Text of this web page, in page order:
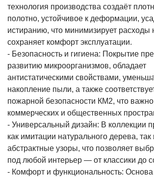
технология производства создаёт
полотно, устойчивое к деформации,
истиранию, что минимизирует расходы
сохраняет комфорт эксплуатации.
- Безопасность и гигиена: Покрытие
развитию микроорганизмов, обладает
антистатическими свойствами,
накопление пыли, а также
пожарной безопасности КМ2, что
коммерческих и общественных
- Универсальный дизайн: В коллекции
как имитации натурального дерева,
абстрактные узоры, что позволяет
под любой интерьер — от классики до
- Комфорт и функциональность: